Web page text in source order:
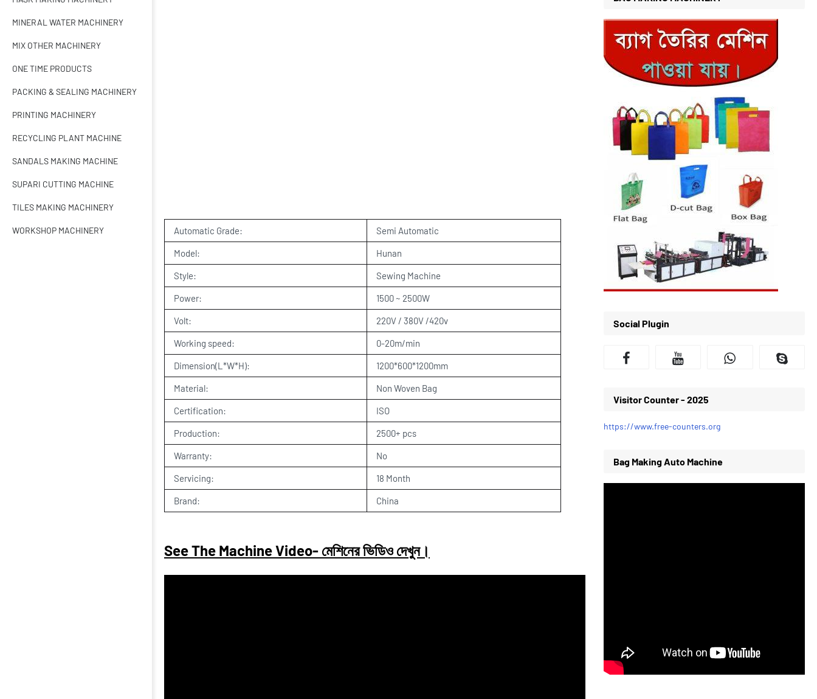
MINERAL WATER MACHINERY
MIX OTHER MACHINERY
ONE TIME PRODUCTS
PACKING & SEALING MACHINERY
PRINTING MACHINERY
RECYCLING PLANT MACHINE
SANDALS MAKING MACHINE
SUPARI CUTTING MACHINE
TILES MAKING MACHINERY
WORKSHOP MACHINERY Automatic Grade: Semi Automatic
Model: Hunan
Style: Sewing Machine
Power: 1500 ~ 2500W
Volt: 220V / 380V /420v
Working speed: 0-20m/min
Dimension(L*W*H): 1200*600*1200mm
Material: Non Woven Bag
Certification: ISO
Production: 2500+ pcs
Warranty: No
Servicing: 18 Month
Brand: China
See The Machine Video- মেশিনের ভিডিও দেখুন।
Social Plugin
Visitor Counter - 2025
https://www.free-counters.org
Bag Making Auto Machine